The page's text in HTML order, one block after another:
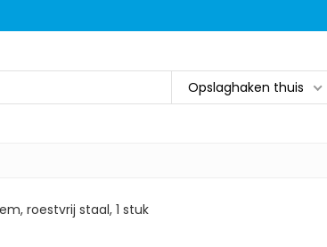
Opslaghaken thuis
roestvrij staal, 1 stuk